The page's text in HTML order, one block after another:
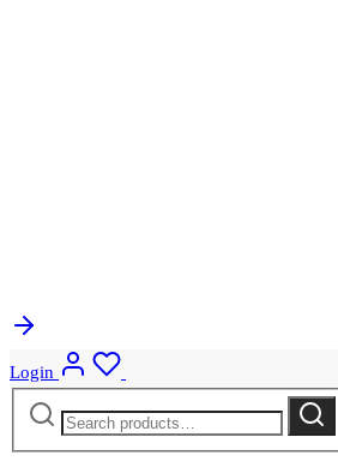
Login
Search
Search